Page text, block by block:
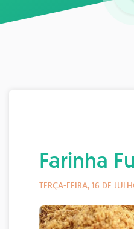
Farinha
TERÇA-FEIRA, 16 DE